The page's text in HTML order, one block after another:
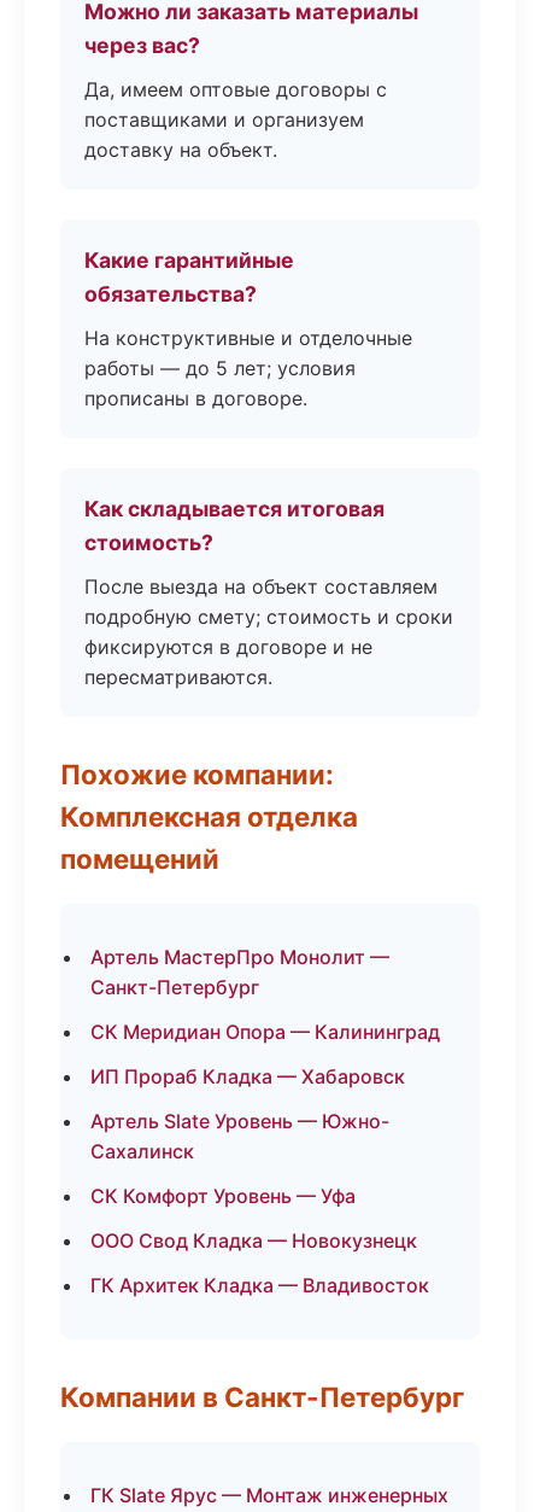
Можно ли заказать материалы
через вас?
Да, имеем оптовые договоры с
поставщиками и организуем
доставку на объект.
Какие гарантийные
обязательства?
На конструктивные и отделочные
работы — до 5 лет; условия
прописаны в договоре.
Как складывается итоговая
стоимость?
После выезда на объект составляем
подробную смету; стоимость и сроки
фиксируются в договоре и не
пересматриваются.
Похожие компании:
Комплексная отделка
помещений
Артель МастерПро Монолит —
Санкт-Петербург
СК Меридиан Опора — Калининград
ИП Прораб Кладка — Хабаровск
Артель Slate Уровень — Южно-
Сахалинск
СК Комфорт Уровень — Уфа
ООО Свод Кладка — Новокузнецк
ГК Архитек Кладка — Владивосток
Компании в Санкт-Петербург
ГК Slate Ярус — Монтаж инженерных